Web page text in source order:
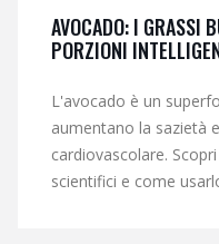
AVOCADO: I GRASSI
PORZIONI
L'avocado è un
aumentano la sazietà
cardiovascolare.
scientifici e come